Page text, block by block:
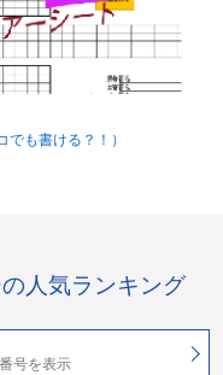
も書ける？！）
人気ランキング
号を表示